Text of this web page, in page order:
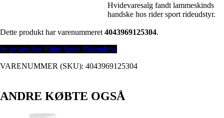
Hvidevaresalg fandt lammeskinds
handske hos rider sport rideudstyr.
Dette produkt har varenummeret 4043969125304.
Se prisen hos Rider Sport Rideudstyr
VARENUMMER (SKU): 4043969125304
ANDRE KØBTE OGSÅ